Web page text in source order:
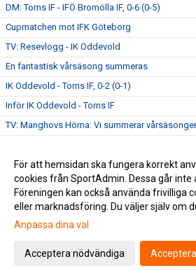
DM: Torns IF - IFÖ Bromölla IF, 0-6 (0-5)
Cupmatchen mot IFK Göteborg
TV: Resevlogg - IK Oddevold
En fantastisk vårsäsong summeras
IK Oddevold - Torns IF, 0-2 (0-1)
Inför IK Oddevold - Torns IF
TV: Manghovs Hörna: Vi summerar
Derby mot Lunds BK på fredag
TV: Gustav Sjöberg: "Man får vara nöjd med
TV: Adam Olofsson: "Vi förtjänar att ligga där
TV: Magnus Nilsson: "Derbyt betyder mycket
TV: Philip Mårtensson: "Det är alltid kul med
För att hemsidan ska fungera korrekt
cookies från SportAdmin. Dessa går inte
Föreningen kan också använda frivilliga
eller marknadsföring. Du väljer själv om
Anpassa dina val
Acceptera nödvändiga